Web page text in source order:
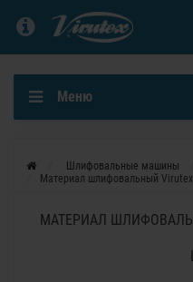
Меню
Шлифовальные машины
Материал шлифовальный
МАТЕРИАЛ